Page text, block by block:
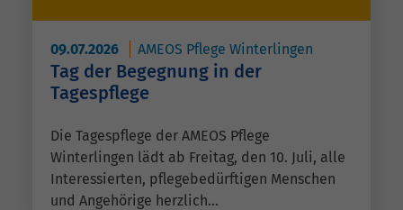
09.07.2026 AMEOS Pflege Winterlingen
Tag der Begegnung in der
Tagespflege
Die Tagespflege der AMEOS Pflege
Winterlingen lädt ab Freitag, den 10. Juli, alle
Interessierten, pflegebedürftigen Menschen
und Angehörige herzlich…